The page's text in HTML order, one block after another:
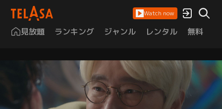
Watch now
見放題 ランキング ジャンル レンタル 無料